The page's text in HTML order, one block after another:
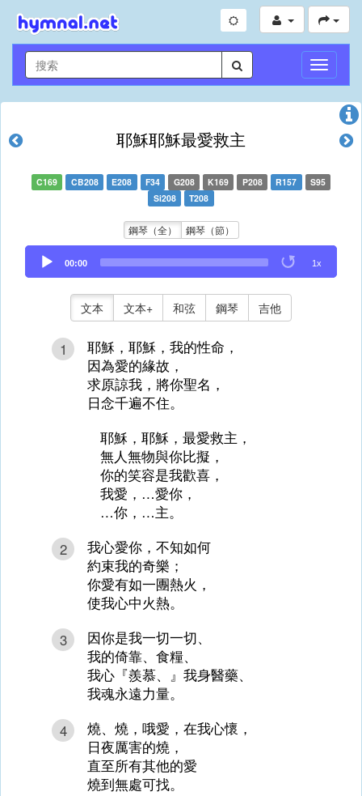
切
換
導
耶穌耶穌最愛救主
C169 CB208 E208 F34 G208 K169 P208 R157
S95
Si208
T208
鋼琴（全） 鋼琴（節）
Audio
Player
00:00 1x
文本 文本+ 和弦 鋼琴 吉他
1
耶穌，耶穌，我的性命，
因為愛的緣故，
求原諒我，將你聖名，
日念千遍不住。
耶穌，耶穌，最愛救主，
無人無物與你比擬，
你的笑容是我歡喜，
我愛，…愛你，
…你，…主。
2
我心愛你，不知如何
約束我的奇樂；
你愛有如一團熱火，
使我心中火熱。
3
因你是我一切一切、
我的倚靠、食糧、
我心『羨慕、』我身醫藥、
我魂永遠力量。
4
燒、燒，哦愛，在我心懷，
日夜厲害的燒，
直至所有其他的愛
燒到無處可找。